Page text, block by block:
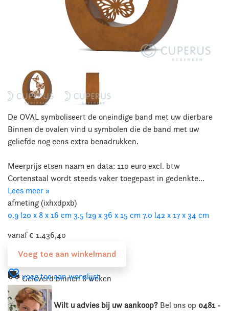
De OVAL symboliseert de oneindige band met uw dierbare
Binnen de ovalen vind u symbolen die de band met uw
geliefde nog eens extra benadrukken.
Meerprijs etsen naam en data: 110 euro excl. btw
Cortenstaal wordt steeds vaker toegepast in gedenkte...
Lees meer »
afmeting (ixhxdpxb)
0.9 l20 x 8 x 16 cm 3.5 l29 x 36 x 15 cm 7.0 l42 x 17 x 34 cm
vanaf € 1.436,40
Voeg toe aan winkelmand
favorite_border voeg toe aan wenslijst
local_shipping Geleverd binnen 8 weken
Wilt u advies bij uw aankoop? Bel ons op 0481 -